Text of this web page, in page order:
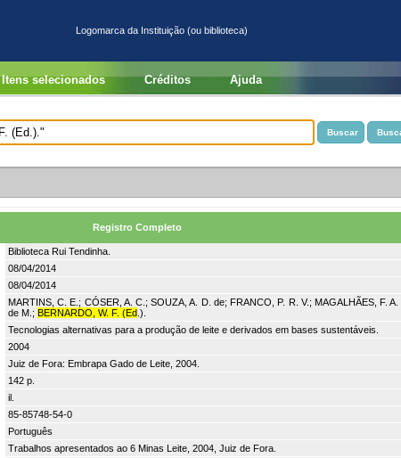
Logomarca da Instituição (ou biblioteca)
Itens selecionados Créditos Ajuda
Registro Completo
Biblioteca Rui Tendinha.
08/04/2014
08/04/2014
MARTINS, C. E.; CÓSER, A. C.; SOUZA, A. D. de; FRANCO, P. R. V.; MAGALHÃES, F. A.
de M.; BERNARDO, W. F. (Ed .).
Tecnologias alternativas para a produção de leite e derivados em bases sustentáveis.
2004
Juiz de Fora: Embrapa Gado de Leite, 2004.
142 p.
il.
85-85748-54-0
Português
Trabalhos apresentados ao 6 Minas Leite, 2004, Juiz de Fora.